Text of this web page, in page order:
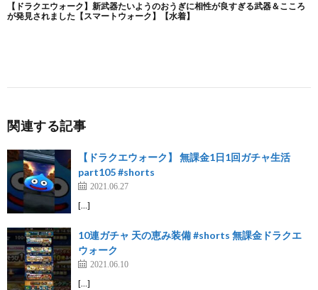
関連する記事
【ドラクエウォーク】 無課金1日1回ガチャ生活
part105 #shorts
2021.06.27
[…]
10連ガチャ 天の恵み装備 #shorts 無課金ドラクエ
ウォーク
2021.06.10
[…]